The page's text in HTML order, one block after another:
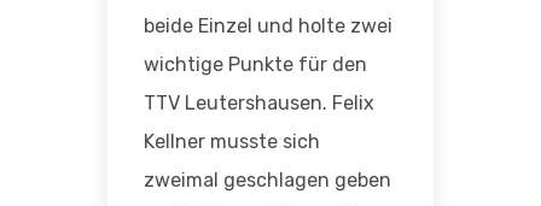
beide Einzel und holte zwei
wichtige Punkte für den
TTV Leutershausen. Felix
Kellner musste sich
zweimal geschlagen geben